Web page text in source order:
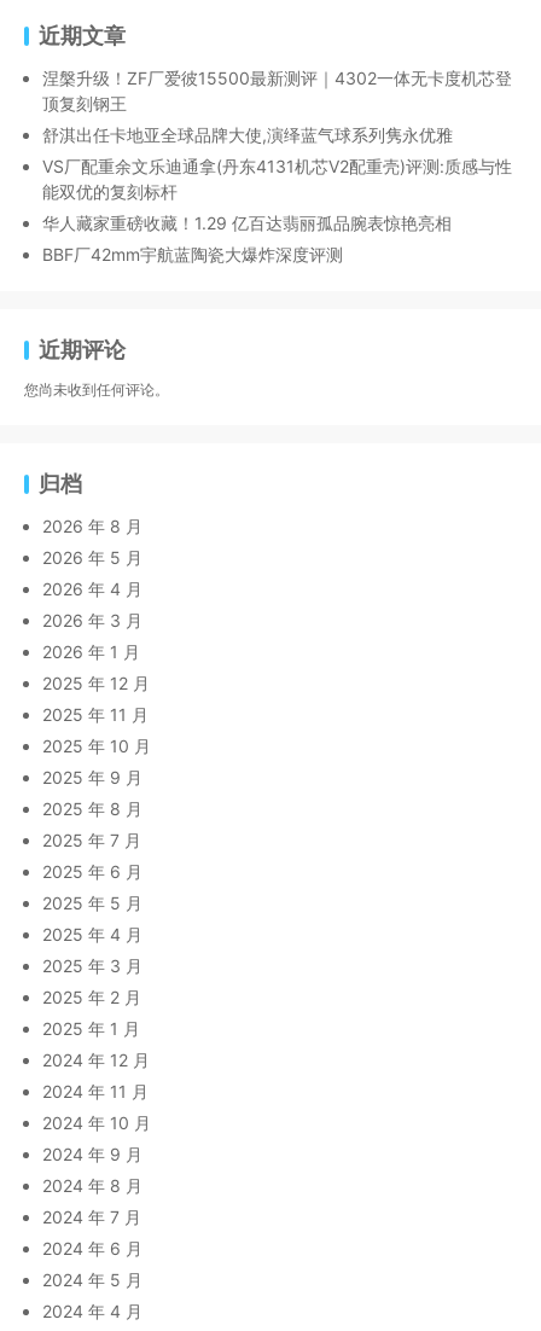
近期文章
涅槃升级！ZF厂爱彼15500最新测评｜4302一体无卡度机芯登
顶复刻钢王
舒淇出任卡地亚全球品牌大使,演绎蓝气球系列隽永优雅
VS厂配重余文乐迪通拿(丹东4131机芯V2配重壳)评测:质感与性
能双优的复刻标杆
华人藏家重磅收藏！1.29 亿百达翡丽孤品腕表惊艳亮相
BBF厂42mm宇航蓝陶瓷大爆炸深度评测
近期评论
您尚未收到任何评论。
归档
2026 年 8 月
2026 年 5 月
2026 年 4 月
2026 年 3 月
2026 年 1 月
2025 年 12 月
2025 年 11 月
2025 年 10 月
2025 年 9 月
2025 年 8 月
2025 年 7 月
2025 年 6 月
2025 年 5 月
2025 年 4 月
2025 年 3 月
2025 年 2 月
2025 年 1 月
2024 年 12 月
2024 年 11 月
2024 年 10 月
2024 年 9 月
2024 年 8 月
2024 年 7 月
2024 年 6 月
2024 年 5 月
2024 年 4 月